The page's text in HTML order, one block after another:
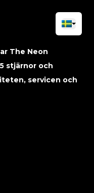
The Neon
stjärnor och
servicen och